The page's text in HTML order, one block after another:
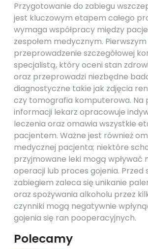
Przygotowanie do zabiegu
jest kluczowym etapem całego
wymaga współpracy między
zespołem medycznym.
przeprowadzenie szczegółowej
specjalistą, który oceni stan
oraz przeprowadzi niezbędne
diagnostyczne takie jak zdjęcia
czy tomografia komputerowa. Na
informacji lekarz opracowuje
leczenia oraz omawia wszystkie
pacjentem. Ważne jest również
medycznej pacjenta; niektóre
przyjmowane leki mogą wpływać
operacji lub proces gojenia. Przed
zabiegiem zaleca się unikanie
oraz spożywania alkoholu przez
czynniki mogą negatywnie
gojenia się ran pooperacyjnych.
Polecamy